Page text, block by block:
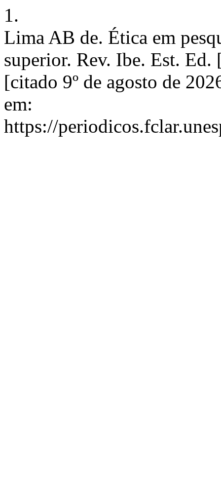
1.
Lima AB de. Ética em
superior. Rev. Ibe. Est.
[citado 9º de agosto de
em:
https://